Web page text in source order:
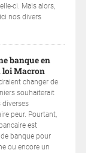
ci. Mais alors,
nos divers
banque en
loi Macron
changer de
souhaiterait
diverses
peur. Pourtant,
est
banque pour
ou encore un